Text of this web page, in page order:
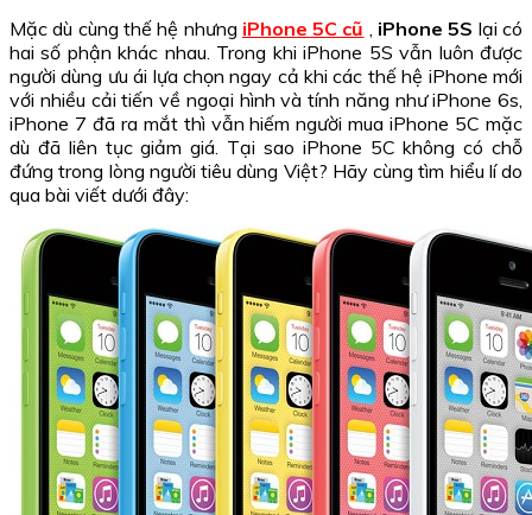
Mặc dù cùng thế hệ nhưng iPhone 5C cũ , iPhone 5S lại có
hai số phận khác nhau. Trong khi iPhone 5S vẫn luôn được
người dùng ưu ái lựa chọn ngay cả khi các thế hệ iPhone mới
với nhiều cải tiến về ngoại hình và tính năng như iPhone 6s,
iPhone 7 đã ra mắt thì vẫn hiếm người mua iPhone 5C mặc
dù đã liên tục giảm giá. Tại sao iPhone 5C không có chỗ
đứng trong lòng người tiêu dùng Việt? Hãy cùng tìm hiểu lí do
qua bài viết dưới đây: